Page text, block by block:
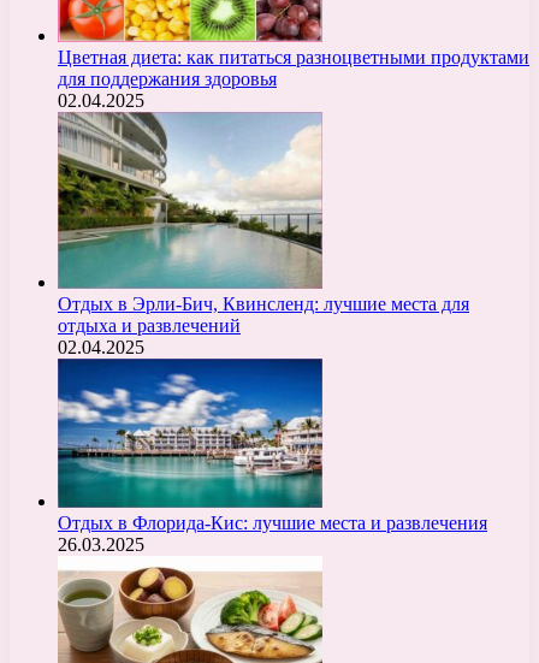
Цветная диета: как питаться разноцветными продуктами
для поддержания здоровья
02.04.2025
Отдых в Эрли-Бич, Квинсленд: лучшие места для
отдыха и развлечений
02.04.2025
Отдых в Флорида-Кис: лучшие места и развлечения
26.03.2025